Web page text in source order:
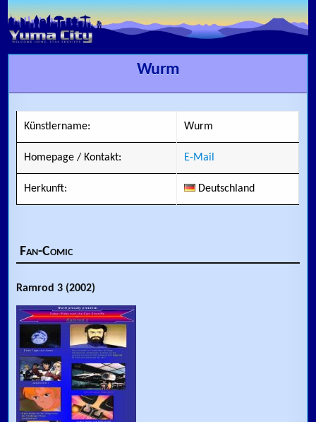
Skip to content
Wurm
Künstlername: Wurm
Homepage / Kontakt: E-Mail
Herkunft: Deutschland
Fan-Comic
Ramrod 3 (2002)